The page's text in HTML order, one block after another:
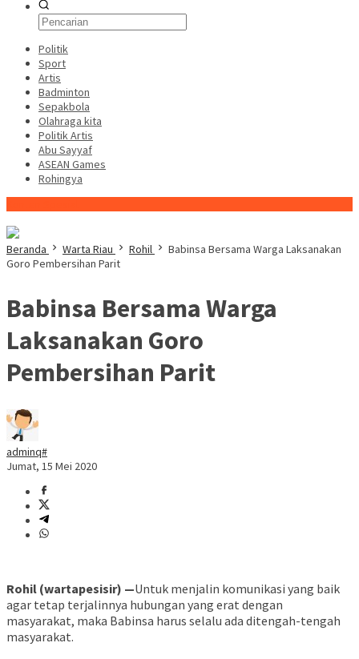
Politik
Sport
Artis
Badminton
Sepakbola
Olahraga kita
Politik Artis
Abu Sayyaf
ASEAN Games
Rohingya
Beranda Warta Riau Rohil
Babinsa Bersama Warga Laksanakan
Goro Pembersihan Parit
Babinsa Bersama Warga
Laksanakan Goro
Pembersihan Parit
adminq#
Jumat, 15 Mei 2020
Rohil (wartapesisir) —Untuk menjalin komunikasi yang baik
agar tetap terjalinnya hubungan yang erat dengan
masyarakat, maka Babinsa harus selalu ada ditengah-tengah
masyarakat.